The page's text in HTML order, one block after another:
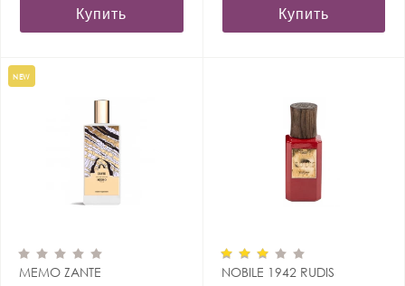
Купить Купить
NEW
MEMO ZANTE
NOBILE 1942 RUDIS